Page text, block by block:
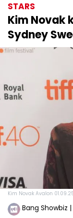
STARS
Kim Novak
Sydney
Kim Novak Avalon
Bang Showbiz |